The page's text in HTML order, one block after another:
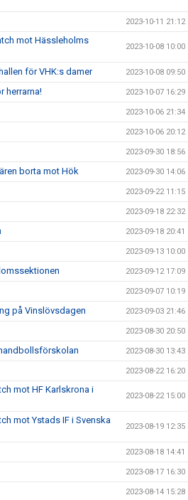
2023-10-11 21:12
mot Hässleholms
2023-10-08 10:00
för VHK:s damer 2023-10-08 09:50
herrarna! 2023-10-07 16:29
2023-10-06 21:34
2023-10-06 20:12
2023-09-30 18:56
borta mot Hök 2023-09-30 14:06
2023-09-22 11:15
2023-09-18 22:32
2023-09-18 20:41
2023-09-13 10:00
2023-09-12 17:09
2023-09-07 10:19
på Vinslövsdagen 2023-09-03 21:46
2023-08-30 20:50
2023-08-30 13:43
2023-08-22 16:20
mot HF Karlskrona i
2023-08-22 15:00
mot Ystads IF i Svenska
2023-08-19 12:35
2023-08-18 14:41
2023-08-17 16:30
2023-08-14 15:28